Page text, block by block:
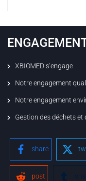
XBIOMED s’engage
Notre engagement
Notre engagement
Gestion des déchets
share
post